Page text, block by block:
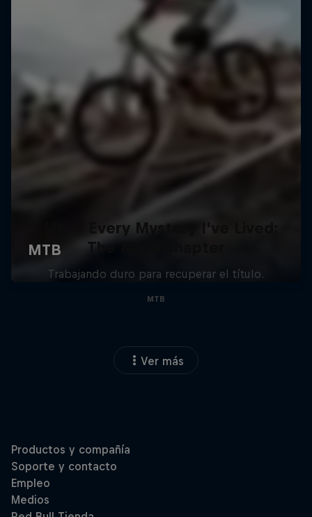
EMIL – Every Mystery I've Lived:
The Next Chapter
Trabajando duro para recuperar el título.
MTB
Ver más